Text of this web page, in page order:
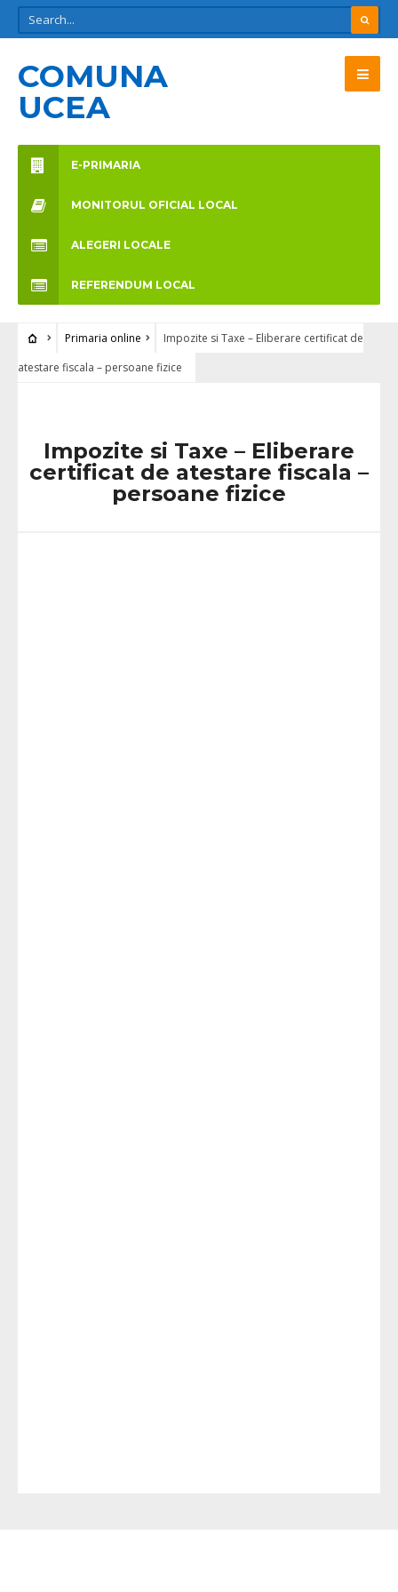
COMUNA
UCEA
E-PRIMARIA
MONITORUL OFICIAL LOCAL
ALEGERI LOCALE
REFERENDUM LOCAL
Primaria online
Impozite si Taxe – Eliberare certificat de
atestare fiscala – persoane fizice
Impozite si Taxe – Eliberare
certificat de atestare fiscala –
persoane fizice